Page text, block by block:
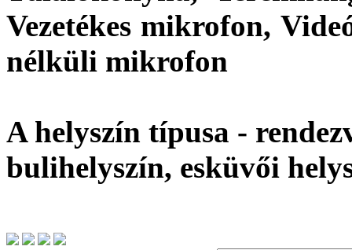
Vezetékes mikrofon,
nélküli mikrofon
A helyszín típusa -
bulihelyszín, esküvői